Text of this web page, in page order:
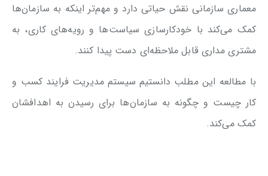
معماری سازمانی نقش حیاتی دارد و مهم‌تر اینکه به سازمان‌ها
کمک می‌کند با خودکارسازی سیاست‌ها و رویه‌های کاری، به
مشتری مداری قابل ملاحظه‌ای دست پیدا کنند.
با مطالعه این مطلب دانستیم سیستم مدیریت فرایند کسب و
کار چیست و چگونه به سازمان‌ها برای رسیدن به اهدافشان
کمک می‌کند.